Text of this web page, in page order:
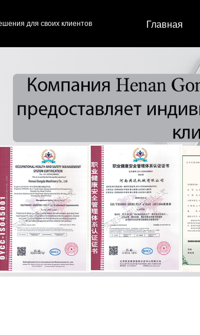
для своих клиентов Главная